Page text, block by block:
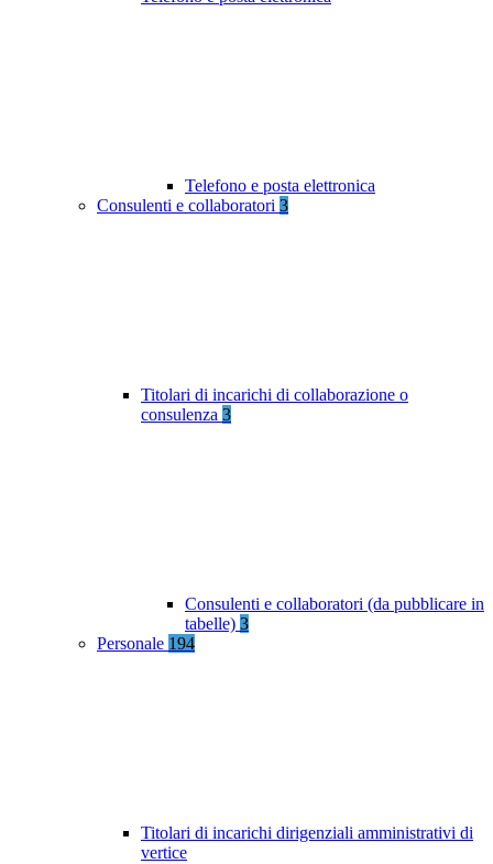
Telefono e posta elettronica
Consulenti e collaboratori 3
Titolari di incarichi di collaborazione o
consulenza 3
Consulenti e collaboratori (da pubblicare in
tabelle) 3
Personale 194
Titolari di incarichi dirigenziali amministrativi di
vertice